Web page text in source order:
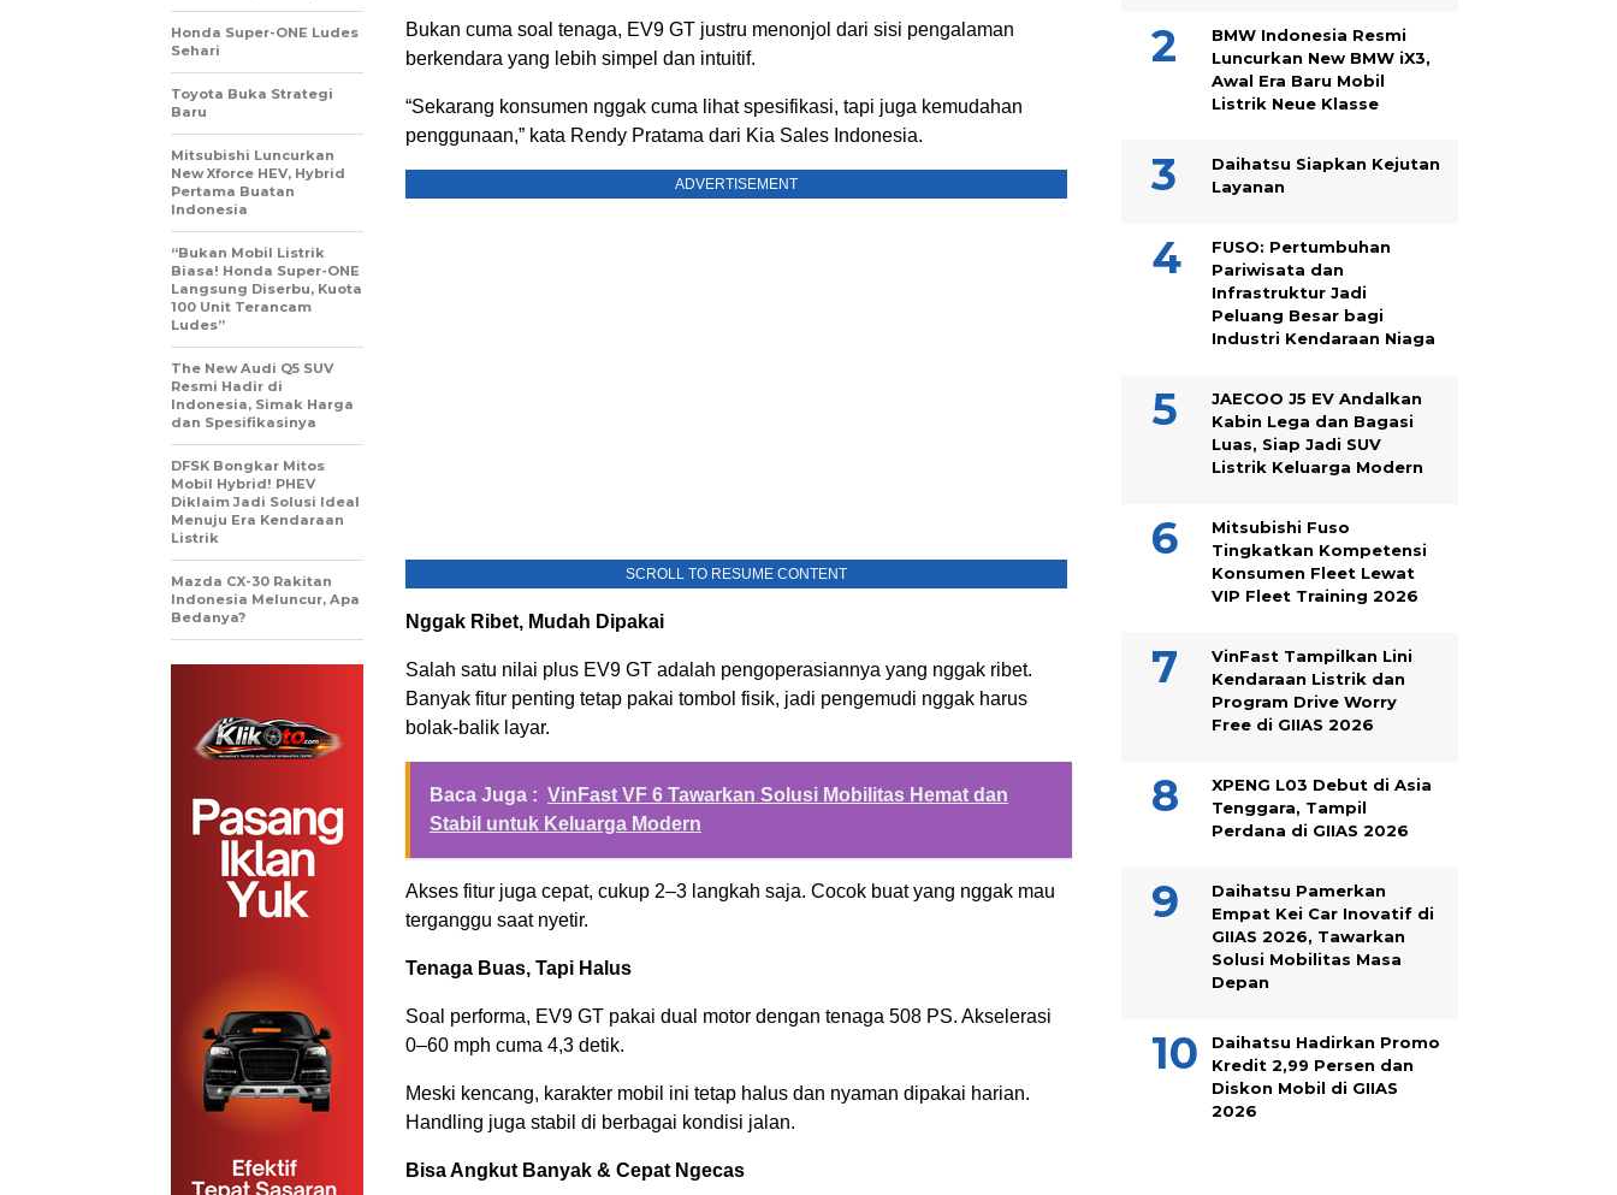
Bukan cuma soal tenaga, EV9 GT justru menonjol dari sisi pengalaman
berkendara yang lebih simpel dan intuitif.
“Sekarang konsumen nggak cuma lihat spesifikasi, tapi juga kemudahan
penggunaan,” kata Rendy Pratama dari Kia Sales Indonesia.
ADVERTISEMENT
SCROLL TO RESUME CONTENT
Nggak Ribet, Mudah Dipakai
Salah satu nilai plus EV9 GT adalah pengoperasiannya yang nggak ribet.
Banyak fitur penting tetap pakai tombol fisik, jadi pengemudi nggak harus
bolak-balik layar.
Baca Juga : VinFast VF 6 Tawarkan Solusi Mobilitas Hemat dan
Stabil untuk Keluarga Modern
Akses fitur juga cepat, cukup 2–3 langkah saja. Cocok buat yang nggak mau
terganggu saat nyetir.
Tenaga Buas, Tapi Halus
Soal performa, EV9 GT pakai dual motor dengan tenaga 508 PS. Akselerasi
0–60 mph cuma 4,3 detik.
Meski kencang, karakter mobil ini tetap halus dan nyaman dipakai harian.
Handling juga stabil di berbagai kondisi jalan.
Bisa Angkut Banyak & Cepat Ngecas
Honda Super-ONE Ludes
Sehari
Toyota Buka Strategi
Baru
Mitsubishi Luncurkan
New Xforce HEV, Hybrid
Pertama Buatan
Indonesia
“Bukan Mobil Listrik
Biasa! Honda Super-ONE
Langsung Diserbu, Kuota
100 Unit Terancam
Ludes”
The New Audi Q5 SUV
Resmi Hadir di
Indonesia, Simak Harga
dan Spesifikasinya
DFSK Bongkar Mitos
Mobil Hybrid! PHEV
Diklaim Jadi Solusi Ideal
Menuju Era Kendaraan
Listrik
Mazda CX-30 Rakitan
Indonesia Meluncur, Apa
Bedanya?
BMW Indonesia Resmi
Luncurkan New BMW iX3,
Awal Era Baru Mobil
Listrik Neue Klasse
Daihatsu Siapkan Kejutan
Layanan
FUSO: Pertumbuhan
Pariwisata dan
Infrastruktur Jadi
Peluang Besar bagi
Industri Kendaraan Niaga
JAECOO J5 EV Andalkan
Kabin Lega dan Bagasi
Luas, Siap Jadi SUV
Listrik Keluarga Modern
Mitsubishi Fuso
Tingkatkan Kompetensi
Konsumen Fleet Lewat
VIP Fleet Training 2026
VinFast Tampilkan Lini
Kendaraan Listrik dan
Program Drive Worry
Free di GIIAS 2026
XPENG L03 Debut di Asia
Tenggara, Tampil
Perdana di GIIAS 2026
Daihatsu Pamerkan
Empat Kei Car Inovatif di
GIIAS 2026, Tawarkan
Solusi Mobilitas Masa
Depan
Daihatsu Hadirkan Promo
Kredit 2,99 Persen dan
Diskon Mobil di GIIAS
2026